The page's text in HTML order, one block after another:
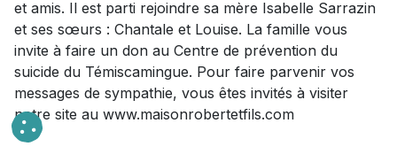
et amis. Il est parti rejoindre sa mère Isabelle Sarrazin
et ses sœurs : Chantale et Louise. La famille vous
invite à faire un don au Centre de prévention du
suicide du Témiscamingue. Pour faire parvenir vos
messages de sympathie, vous êtes invités à visiter
notre site au www.maisonrobertetfils.com